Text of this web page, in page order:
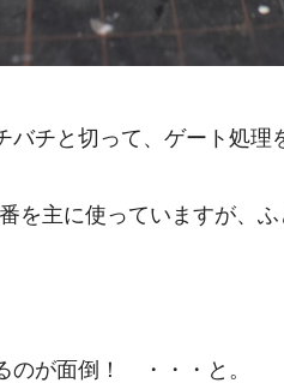
チと切って、ゲート処理
を主に使っていますが、ふ
のが面倒！ ・・・と。